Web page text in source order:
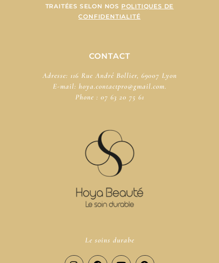
TRAITÉES SELON NOS POLITIQUES DE
CONFIDENTIALITÉ
CONTACT
Adresse: 116 Rue André Bollier, 69007 Lyon
E-mail: hoya.contactpro@gmail.com.
Phone : 07 63 20 75 61
Le soins durabe